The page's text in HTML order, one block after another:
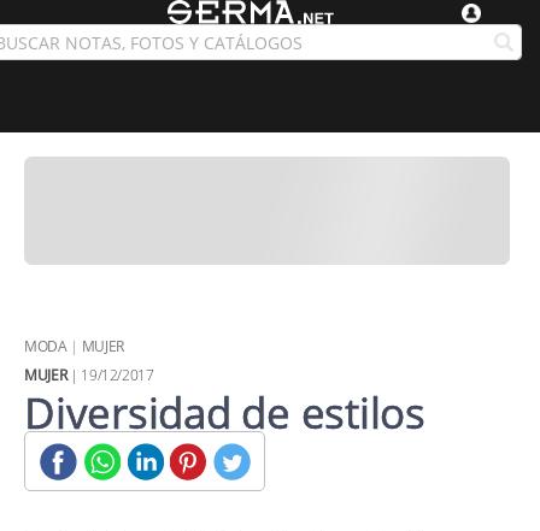
MODA| MUJER
MUJER| 19/12/2017
Diversidad de estilos